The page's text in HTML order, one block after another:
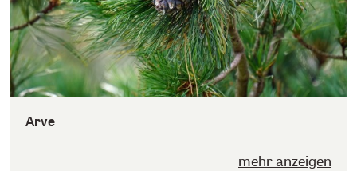
Arve
mehr anzeigen